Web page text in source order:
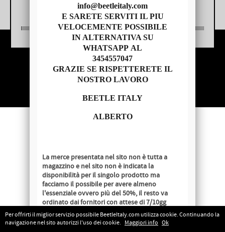
Per offrirti il miglior servizio possibile BeetleItaly.com utilizza cookie. Continuando la
navigazione nel sito autorizzi l'uso dei cookie. Maggiori info Ok
Copyright © 2014 - BEETLE ITALY
P.IVA 04209620279
info@beetleitaly.com
E SARETE SERVITI IL PIU
VELOCEMENTE POSSIBILE
IN ALTERNATIVA SU
WHATSAPP AL
3454557047
GRAZIE SE RISPETTERETE IL
NOSTRO LAVORO
BEETLE ITALY
ALBERTO
La merce presentata nel sito non è tutta a
magazzino e nel sito non è indicata la
disponibilità per il singolo prodotto ma
facciamo il possibile per avere almeno
l'essenziale ovvero più del 50%, il resto va
ordinato dai fornitori con attese di 7/10gg
lavorativi salvo disponibilità al momento
dell'ordine.